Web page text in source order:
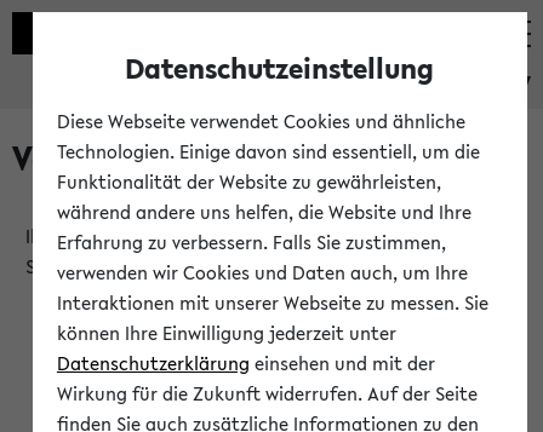
eKVV
Verlauf
Ihr Verlauf ist leer. Er wird sich im Verlauf Ihrer eKVV
Sitzung füllen.
Datenschutzeinstellung
Diese Webseite verwendet Cookies und ähnliche
Technologien. Einige davon sind essentiell, um die
Funktionalität der Website zu gewährleisten,
während andere uns helfen, die Website und Ihre
Erfahrung zu verbessern. Falls Sie zustimmen,
verwenden wir Cookies und Daten auch, um Ihre
Interaktionen mit unserer Webseite zu messen. Sie
können Ihre Einwilligung jederzeit unter
Datenschutzerklärung einsehen und mit der
Wirkung für die Zukunft widerrufen. Auf der Seite
finden Sie auch zusätzliche Informationen zu den